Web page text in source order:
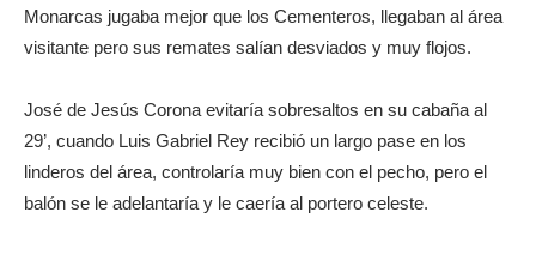
Monarcas jugaba mejor que los Cementeros, llegaban al área
visitante pero sus remates salían desviados y muy flojos.
José de Jesús Corona evitaría sobresaltos en su cabaña al
29’, cuando Luis Gabriel Rey recibió un largo pase en los
linderos del área, controlaría muy bien con el pecho, pero el
balón se le adelantaría y le caería al portero celeste.